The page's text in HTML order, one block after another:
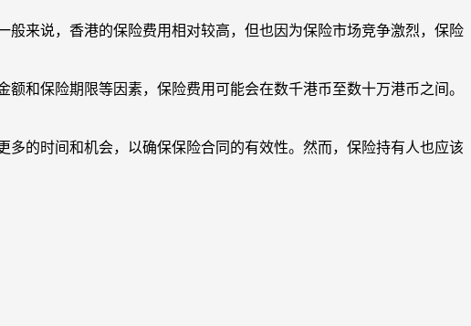
来说，香港的保险费用相对较高，但也因为保险市场竞争激烈，保险
和保险期限等因素，保险费用可能会在数千港币至数十万港币之间。
的时间和机会，以确保保险合同的有效性。然而，保险持有人也应该